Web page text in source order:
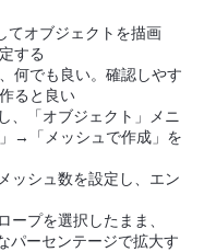
てオブジェクトを描画
する
何でも良い。確認しやす
ると良い
、「オブジェクト」メニ
→「メッシュで作成」を
ッシュ数を設定し、エン
ープを選択したまま、
パーセンテージで拡大す